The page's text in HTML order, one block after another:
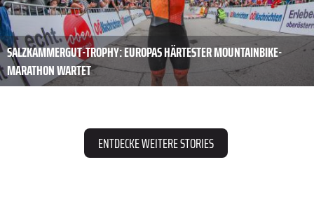
SALZKAMMERGUT-TROPHY: EUROPAS HÄRTESTER MOUNTAINBIKE-
MARATHON WARTET
ENTDECKE WEITERE STORIES